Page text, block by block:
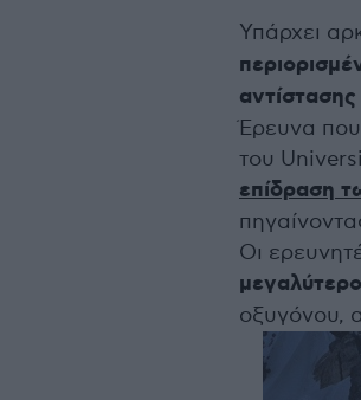
Υπάρχει
Έρευνα
του
επίδραση
Οι
οξυγόνου,